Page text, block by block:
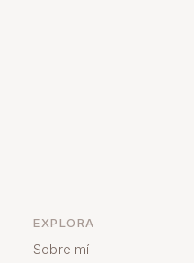
EXPLORA
Sobre mí